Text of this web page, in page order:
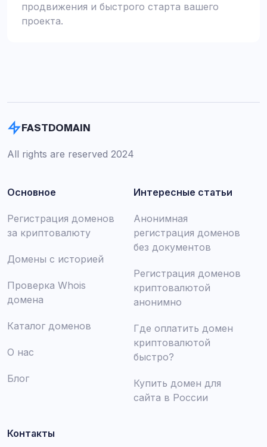
продвижения и быстрого старта вашего
проекта.
FASTDOMAIN
All rights are reserved 2024
Основное
Регистрация доменов
за криптовалюту
Домены с историей
Проверка Whois
домена
Каталог доменов
О нас
Блог
Интересные статьи
Анонимная
регистрация доменов
без документов
Регистрация доменов
криптовалютой
анонимно
Где оплатить домен
криптовалютой
быстро?
Купить домен для
сайта в России
Контакты